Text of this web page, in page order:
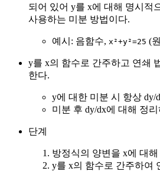
되어 있어 y를 x에 대해 명시적
사용하는 미분 방법이다.
예시: 음함수, x²+y²=25 (
y를 x의 함수로 간주하고 연쇄
한다.
y에 대한 미분 시 항상 dy/
미분 후 dy/dx에 대해 정
단계
방정식의 양변을 x에 대
y를 x의 함수로 간주하여